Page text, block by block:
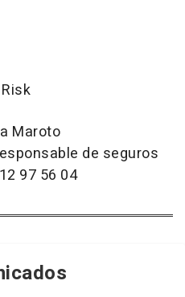
Maroto
de seguros
97 56 04